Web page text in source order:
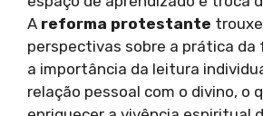
A reforma protestante
perspectivas sobre a prática
a importância da leitura
relação pessoal com o divino, o